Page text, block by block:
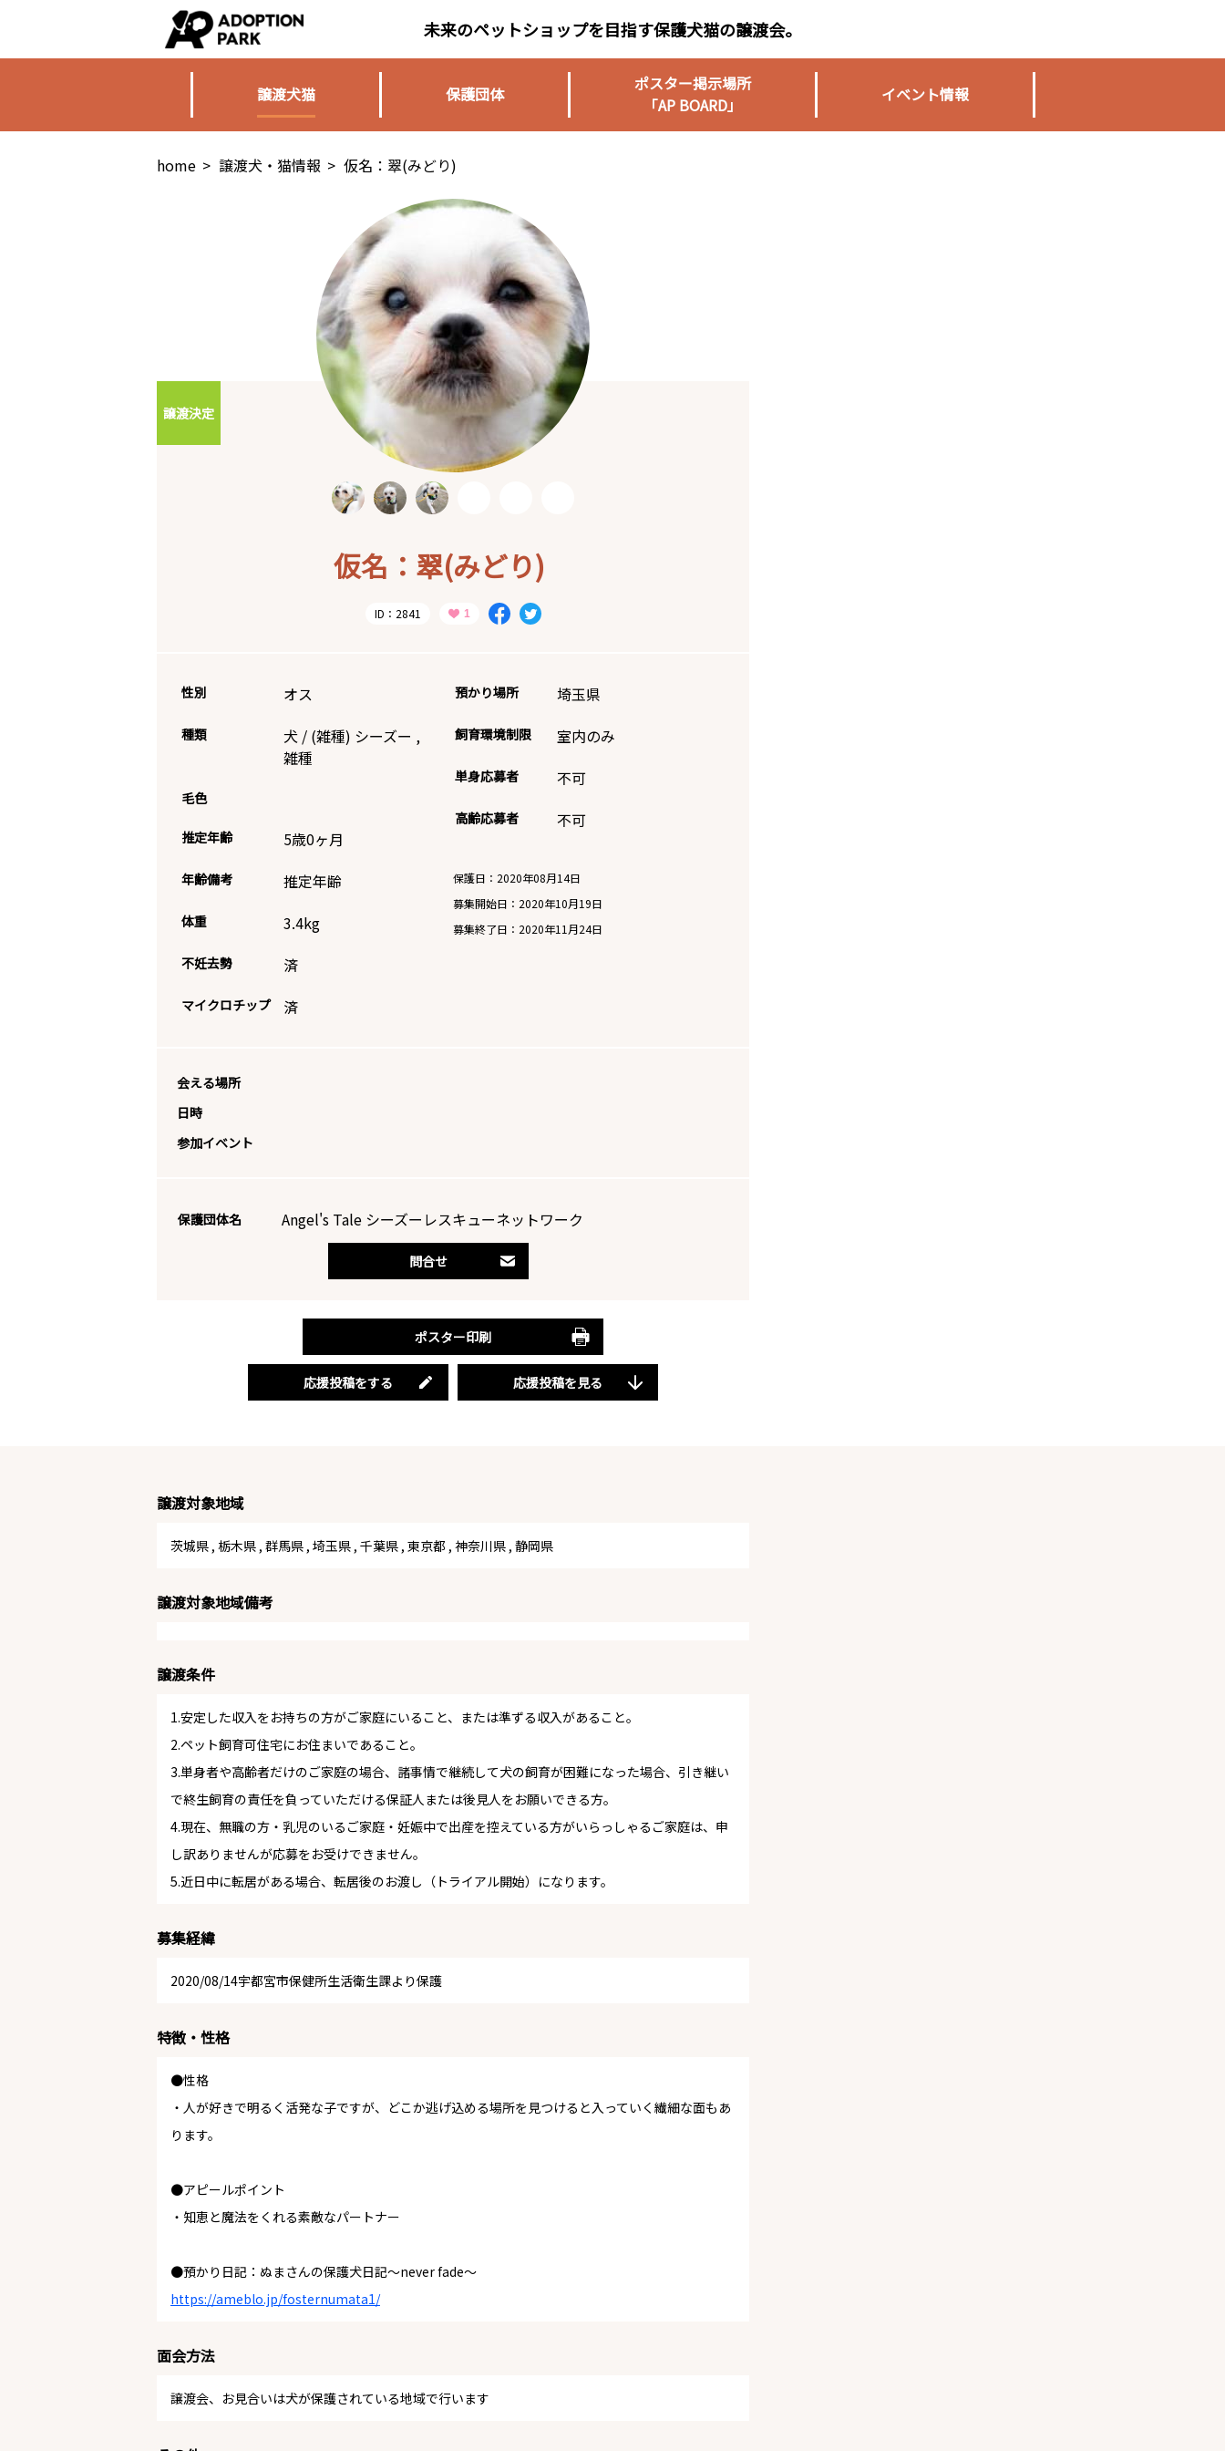
未来のペットショップを目指す保護犬猫の譲渡会。
譲渡犬猫 保護団体
ポスター掲示場所
「AP BOARD」
イベント情報
home > 譲渡犬・猫情報 > 仮名：翠(みどり)
譲渡決定
仮名：翠(みどり)
ID：2841
性別 オス
種類 犬 / (雑種) シーズー ,
雑種
毛色
推定年齢 5歳0ヶ月
年齢備考 推定年齢
体重 3.4kg
不妊去勢 済
マイクロチップ 済
預かり場所 埼玉県
飼育環境制限 室内のみ
単身応募者 不可
高齢応募者 不可
保護日：2020年08月14日
募集開始日： 2020年10月19日
募集終了日： 2020年11月24日
会える場所
日時
参加イベント
保護団体名 Angel's Tale シーズーレスキューネットワーク
問合せ
ポスター印刷
応援投稿をする 応援投稿を見る
譲渡対象地域
茨城県 , 栃木県 , 群馬県 , 埼玉県 , 千葉県 , 東京都 , 神奈川県 , 静岡県
譲渡対象地域備考
譲渡条件
1.安定した収入をお持ちの方がご家庭にいること、または準ずる収入があること。
2.ペット飼育可住宅にお住まいであること。
3.単身者や高齢者だけのご家庭の場合、諸事情で継続して犬の飼育が困難になった場合、引き継い
で終生飼育の責任を負っていただける保証人または後見人をお願いできる方。
4.現在、無職の方・乳児のいるご家庭・妊娠中で出産を控えている方がいらっしゃるご家庭は、申
し訳ありませんが応募をお受けできません。
5.近日中に転居がある場合、転居後のお渡し（トライアル開始）になります。
募集経緯
2020/08/14宇都宮市保健所生活衛生課より保護
特徴・性格
●性格
・人が好きで明るく活発な子ですが、どこか逃げ込める場所を見つけると入っていく繊細な面もあ
ります。
●アピールポイント
・知恵と魔法をくれる素敵なパートナー
●預かり日記：ぬまさんの保護犬日記〜never fade〜
https://ameblo.jp/fosternumata1/
面会方法
譲渡会、お見合いは犬が保護されている地域で行います